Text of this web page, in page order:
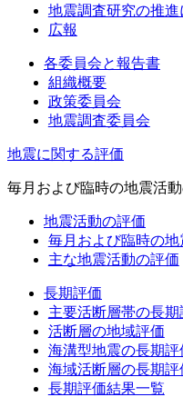
地震調査研究の推進
広報
各委員会と報告書
組織概要
政策委員会
地震調査委員会
地震に関する評価
毎月および臨時の地震活
地震活動の評価
毎月および臨時の
主な地震活動の評価
長期評価
主要活断層帯の長期
活断層の地域評価
海溝型地震の長期評
海域活断層の長期評
長期評価結果一覧